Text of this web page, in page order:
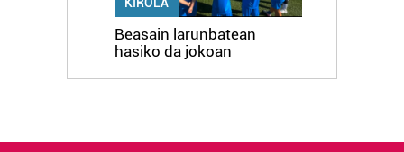
KIROLA
Beasain larunbatean
hasiko da jokoan